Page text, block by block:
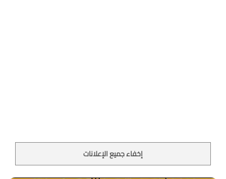
إخفاء جميع الإعلانات